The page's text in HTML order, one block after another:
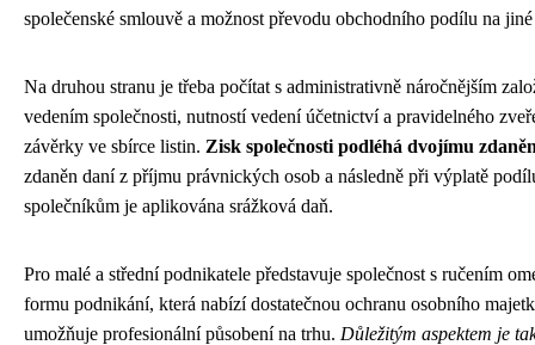
společenské smlouvě a možnost převodu obchodního podílu na
Na druhou stranu je třeba počítat s administrativně náročnějším
vedením společnosti, nutností vedení účetnictví a pravidelného
závěrky ve sbírce listin. Zisk společnosti podléhá dvojímu
zdaněn daní z příjmu právnických osob a následně při výplatě
společníkům je aplikována srážková daň.
Pro malé a střední podnikatele představuje společnost s ručením
formu podnikání, která nabízí dostatečnou ochranu osobního
umožňuje profesionální působení na trhu. Důležitým aspektem je